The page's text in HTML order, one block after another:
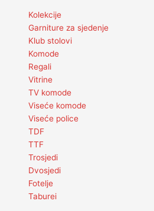
Kolekcije
Garniture za sjedenje
Klub stolovi
Komode
Regali
Vitrine
TV komode
Viseće komode
Viseće police
TDF
TTF
Trosjedi
Dvosjedi
Fotelje
Taburei